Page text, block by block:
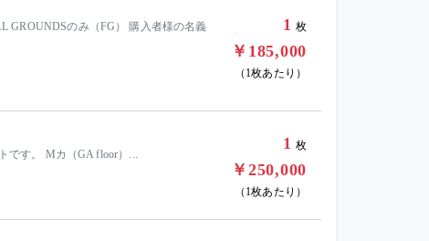
GROUNDSのみ（FG） 購入者様の名義
1 枚
￥185,000
（1枚あたり）
です。 Mカ（GA floor）...
1 枚
￥250,000
（1枚あたり）